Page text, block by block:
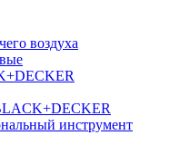
воздуха
инструмент